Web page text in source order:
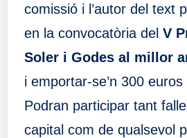
comissió i l’autor del text
en la convocatòria del V
Soler i Godes al millor
i emportar-se’n 300
Podran participar tant
capital com de qualsevol